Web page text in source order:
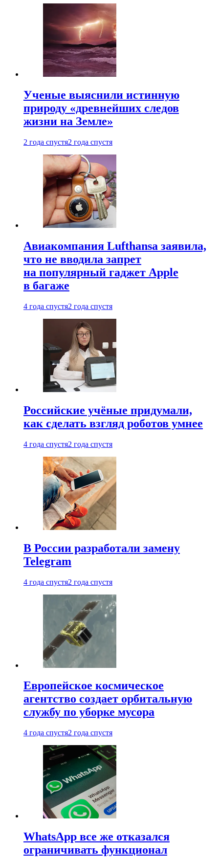
Ученые выяснили истинную
природу «древнейших следов
жизни на Земле»
2 года спустя2 года спустя
Авиакомпания Lufthansa заявила,
что не вводила запрет
на популярный гаджет Apple
в багаже
4 года спустя2 года спустя
Российские учёные придумали,
как сделать взгляд роботов умнее
4 года спустя2 года спустя
В России разработали замену
Telegram
4 года спустя2 года спустя
Европейское космическое
агентство создает орбитальную
службу по уборке мусора
4 года спустя2 года спустя
WhatsApp все же отказался
ограничивать функционал